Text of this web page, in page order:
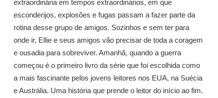
extraordinária em tempos extraordinários, em que
esconderijos, explosões e fugas passam a fazer parte da
rotina desse grupo de amigos. Sozinhos e sem ter para
onde ir, Ellie e seus amigos vão precisar de toda a coragem
e ousadia para sobreviver. Amanhã, quando a guerra
começou é o primeiro livro da série que foi escolhida como
a mais fascinante pelos jovens leitores nos EUA, na Suécia
e Austrália. Uma história que prende o leitor do início ao fim.